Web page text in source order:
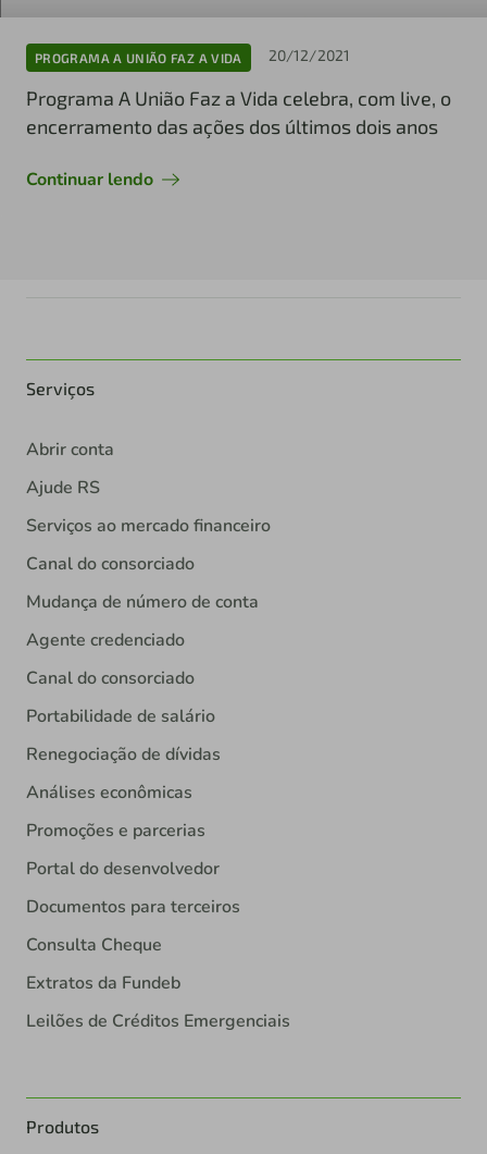
PROGRAMA A UNIÃO FAZ A VIDA 20/12/2021
Programa A União Faz a Vida celebra, com live, o
encerramento das ações dos últimos dois anos
Continuar lendo
Serviços
Abrir conta
Ajude RS
Serviços ao mercado financeiro
Canal do consorciado
Mudança de número de conta
Agente credenciado
Canal do consorciado
Portabilidade de salário
Renegociação de dívidas
Análises econômicas
Promoções e parcerias
Portal do desenvolvedor
Documentos para terceiros
Consulta Cheque
Extratos da Fundeb
Leilões de Créditos Emergenciais
Produtos